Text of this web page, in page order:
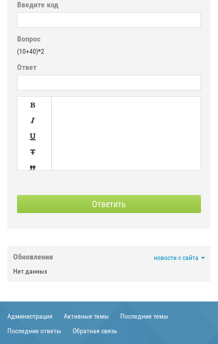
Введите код
Вопрос
(10+40)*2
Ответ








Ответить
Обновления
новости с сайта
Нет данных
Администрация Активные темы
Последние темы
Последние ответы
Обратная связь